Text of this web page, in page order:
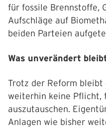
für fossile Brennstoffe,
Aufschläge auf
beiden Parteien
Was unverändert
Trotz der Reform
weiterhin keine Pflicht,
auszutauschen.
Anlagen wie bisher